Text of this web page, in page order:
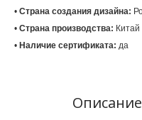
• Страна создания дизайна:
• Страна производства:
• Наличие сертификата: да
Описание